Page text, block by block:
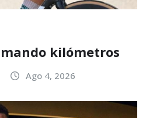
kilómetros
Ago 4, 2026